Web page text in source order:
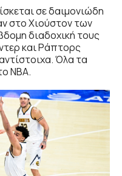
σε δαιμονιώδη
στο Χιούστον των
διαδοχική τους
και Ράπτορς
Όλα τα
NBA.